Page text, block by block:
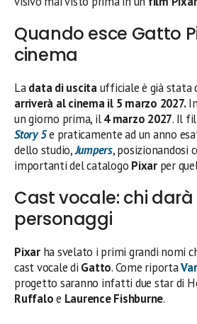
Quando esce Gatto
cinema
Ladata di uscitaufficiale è già stata
arriverà al cinema il 5 marzo 2027.In
un giorno prima, il4 marzo 2027. Il
Story 5e praticamente ad un anno
dello studio,Jumpers, posizionandosi
importanti del catalogo Pixarper
Cast vocale: chi darà
personaggi
Pixarha svelato i primi grandi nomi
cast vocale di Gatto. Come riporta
progetto saranno infatti due star di
Ruffaloe Laurence Fishburne.